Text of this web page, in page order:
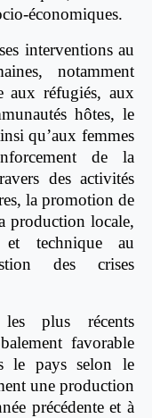
économiques.
interventions au
notamment
aux réfugiés, aux
hôtes, le
qu’aux femmes
de la
des activités
la promotion de
production locale,
technique au
des crises
plus récents
favorable
le pays selon le
une production
précédente et à